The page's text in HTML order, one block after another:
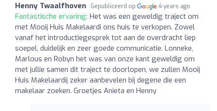
Henny Twaalfhoven Gepubliceerd op 4 years ago
Fantastische ervaring: Het was een geweldig traject om
met Mooij Huis Makelaardi ons huis te verkopen. Zowel
vanaf het introductiegesprek tot aan de overdracht liep
soepel, duidelijk en zeer goede communicatie. Lonneke,
Marlous en Robyn het was van onze kant geweldig om
met jullie samen dit traject te doorlopen, we zullen Mooij
Huis Makelaardij zeker aanbevelen bij degene die een
makelaar zoeken. Groetjes Anieta en Henny